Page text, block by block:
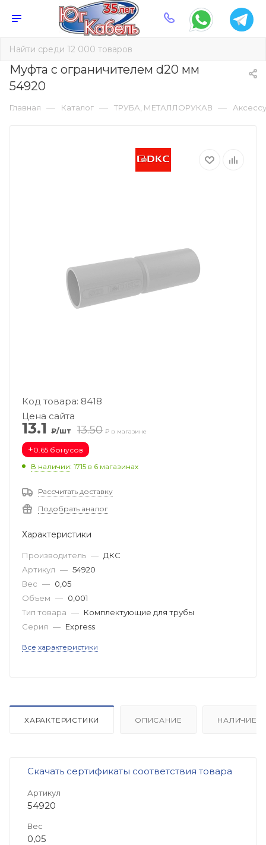
Муфта с ограничителем d20 мм
54920
Главная — Каталог — ТРУБА, МЕТАЛЛОРУКАВ —
Код товара: 8418
Цена сайта
13.1 ₽/шт 13.50 ₽ в магазине
+0.65 бонусов
В наличии: 1715 в 6 магазинах
Рассчитать доставку
Подобрать аналог
Характеристики
Производитель — ДКС
Артикул — 54920
Вес — 0,05
Объем — 0,001
Тип товара — Комплектующие для трубы
Серия — Express
Все характеристики
ХАРАКТЕРИСТИКИ ОПИСАНИЕ НАЛИЧИЕ
Скачать сертификаты соответствия товара
Артикул
54920
Вес
0,05